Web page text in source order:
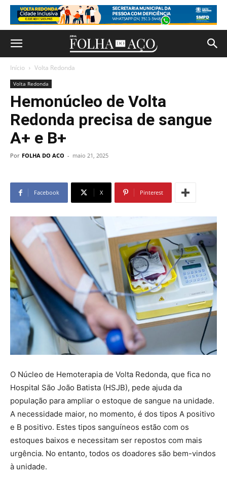
Início Volta Redonda
Volta Redonda
Hemonúcleo de Volta
Redonda precisa de sangue
A+ e B+
Por FOLHA DO ACO - maio 21, 2025
Facebook X Pinterest
O Núcleo de Hemoterapia de Volta Redonda, que fica no
Hospital São João Batista (HSJB), pede ajuda da
população para ampliar o estoque de sangue na unidade.
A necessidade maior, no momento, é dos tipos A positivo
e B positivo. Estes tipos sanguíneos estão com os
estoques baixos e necessitam ser repostos com mais
urgência. No entanto, todos os doadores são bem-vindos
à unidade.